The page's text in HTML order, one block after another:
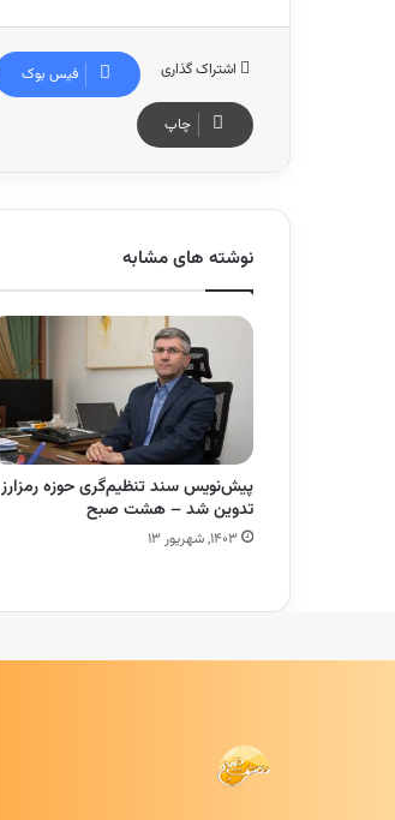
اشتراک گذاری فیس بوک
چاپ
نوشته های مشابه
پیش‌نویس سند تنظیم‌گری حوزه رمزارز
تدوین شد – هشت صبح
۱۴۰۳, شهریور ۱۳